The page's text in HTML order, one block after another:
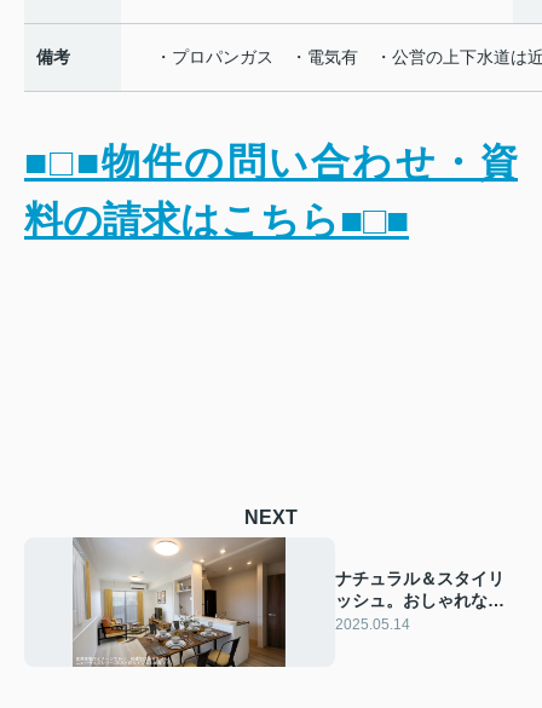
備考 ・プロパンガス ・電気有 ・公営の上下水道は
■□■物件の問い合わせ・資
料の請求はこちら■□■
NEXT
ナチュラル＆スタイリ
ッシュ。おしゃれなペ
ット可新築物件
2025.05.14